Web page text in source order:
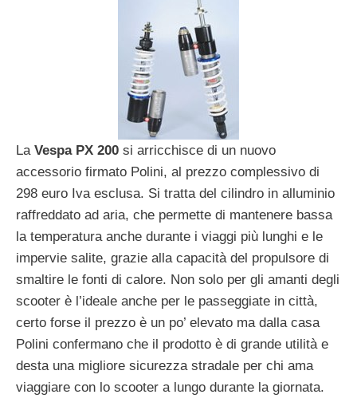
La Vespa PX 200 si arricchisce di un nuovo
accessorio firmato Polini, al prezzo complessivo di
298 euro Iva esclusa. Si tratta del cilindro in alluminio
raffreddato ad aria, che permette di mantenere bassa
la temperatura anche durante i viaggi più lunghi e le
impervie salite, grazie alla capacità del propulsore di
smaltire le fonti di calore. Non solo per gli amanti degli
scooter è l’ideale anche per le passeggiate in città,
certo forse il prezzo è un po’ elevato ma dalla casa
Polini confermano che il prodotto è di grande utilità e
desta una migliore sicurezza stradale per chi ama
viaggiare con lo scooter a lungo durante la giornata.